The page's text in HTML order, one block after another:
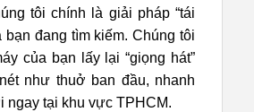
tôi chính là giải pháp “tái
bạn đang tìm kiếm. Chúng tôi
của bạn lấy lại “giọng hát”
như thuở ban đầu, nhanh
ngay tại khu vực TPHCM.